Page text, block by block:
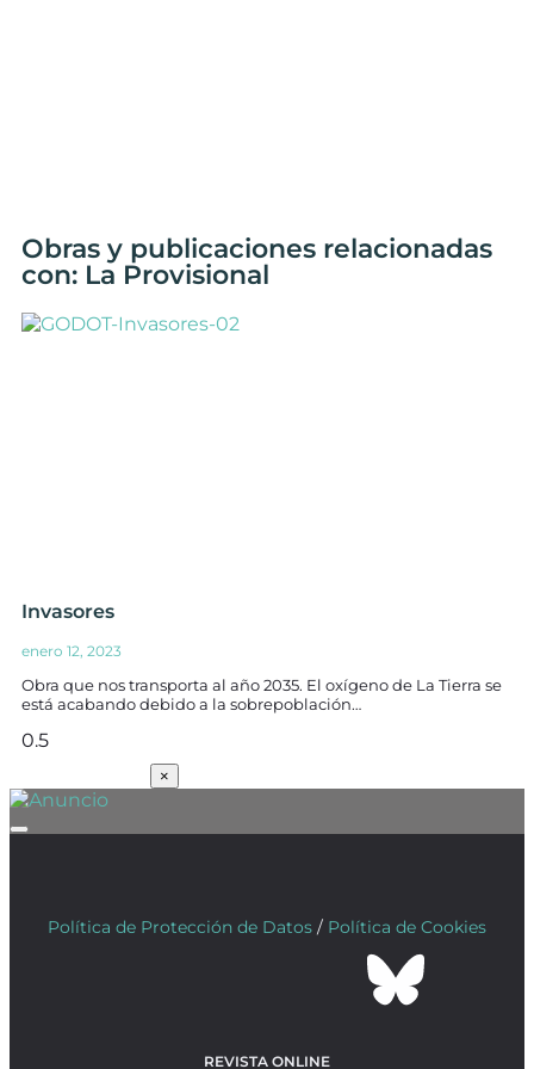
Obras y publicaciones relacionadas
con: La Provisional
Invasores
enero 12, 2023
Obra que nos transporta al año 2035. El oxígeno de La Tierra se
está acabando debido a la sobrepoblación…
×
Política de Protección de Datos / Política de Cookies
REVISTA ONLINE